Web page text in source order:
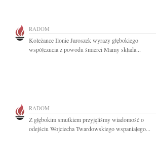
RADOM
Koleżance Ilonie Jaroszek wyrazy głębokiego
współczucia z powodu śmierci Mamy składa...
RADOM
Z głębokim smutkiem przyjęliśmy wiadomość o
odejściu Wojciecha Twardowskiego wspaniałego...